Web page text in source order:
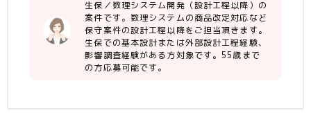
ける
・COBOL開発経験（3年以上）
【尚可】
・数理システム開発の経験
生保／数理システム開発（設計工程以降）の
案件です。数理システムの商品改定対応など
保守案件の設計工程以降をご担当頂きます。
生保での基本設計または外部設計工程経験、
影響調査経験がある方対象です。55歳まで
の方応募可能です。